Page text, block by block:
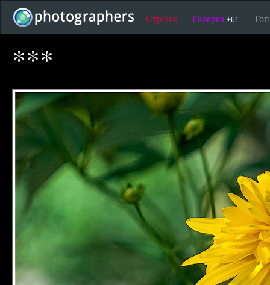
Стрічка Галерея +61
***